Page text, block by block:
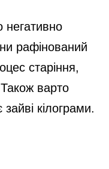
рафінований
старіння,
Також варто
кілограми.